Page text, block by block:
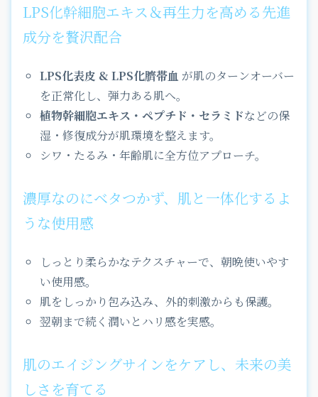
LPS化幹細胞エキス＆再生力を高める先進
成分を贅沢配合
LPS化表皮 & LPS化臍帯血 が肌のターンオーバー
を正常化し、弾力ある肌へ。
植物幹細胞エキス・ペプチド・セラミドなどの保
湿・修復成分が肌環境を整えます。
シワ・たるみ・年齢肌に全方位アプローチ。
濃厚なのにベタつかず、肌と一体化するよ
うな使用感
しっとり柔らかなテクスチャーで、朝晩使いやす
い使用感。
肌をしっかり包み込み、外的刺激からも保護。
翌朝まで続く潤いとハリ感を実感。
肌のエイジングサインをケアし、未来の美
しさを育てる